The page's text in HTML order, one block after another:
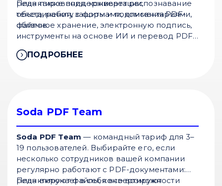
редактирования, конвертации,
объединения, защиты и подписания PDF-
файлов.
План также поддерживает распознавание
текста, работу с формами, комментариями,
облачное хранение, электронную подпись,
инструменты на основе ИИ и перевод PDF-
ПОДРОБНЕЕ
Soda PDF Team
Soda PDF Team — командный тариф для 3–
19 пользователей. Выбирайте его, если
несколько сотрудников вашей компании
регулярно работают с PDF-документами:
редактируют файлы, конвертируют
План включает в себя все возможности